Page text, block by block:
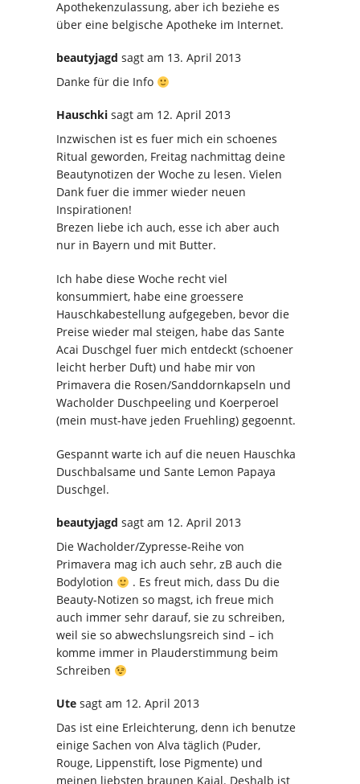
Apothekenzulassung, aber ich beziehe es
über eine belgische Apotheke im Internet.
beautyjagd sagt am 13. April 2013
Danke für die Info
Hauschki sagt am 12. April 2013
Inzwischen ist es fuer mich ein schoenes
Ritual geworden, Freitag nachmittag deine
Beautynotizen der Woche zu lesen. Vielen
Dank fuer die immer wieder neuen
Inspirationen!
Brezen liebe ich auch, esse ich aber auch
nur in Bayern und mit Butter.
Ich habe diese Woche recht viel
konsummiert, habe eine groessere
Hauschkabestellung aufgegeben, bevor die
Preise wieder mal steigen, habe das Sante
Acai Duschgel fuer mich entdeckt (schoener
leicht herber Duft) und habe mir von
Primavera die Rosen/Sanddornkapseln und
Wacholder Duschpeeling und Koerperoel
(mein must-have jeden Fruehling) gegoennt.
Gespannt warte ich auf die neuen Hauschka
Duschbalsame und Sante Lemon Papaya
Duschgel.
beautyjagd sagt am 12. April 2013
Die Wacholder/Zypresse-Reihe von
Primavera mag ich auch sehr, zB auch die
Bodylotion
. Es freut mich, dass Du die
Beauty-Notizen so magst, ich freue mich
auch immer sehr darauf, sie zu schreiben,
weil sie so abwechslungsreich sind – ich
komme immer in Plauderstimmung beim
Schreiben
Ute sagt am 12. April 2013
Das ist eine Erleichterung, denn ich benutze
einige Sachen von Alva täglich (Puder,
Rouge, Lippenstift, lose Pigmente) und
meinen liebsten braunen Kajal. Deshalb ist